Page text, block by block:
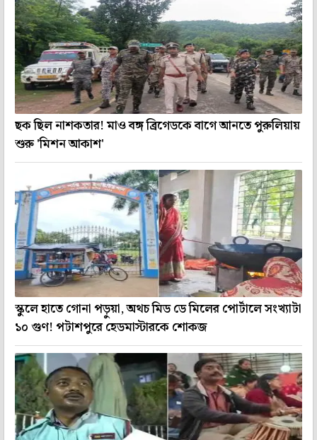
ছক ছিল নাশকতার! মাও বঙ্গ ব্রিগেডকে বাগে আনতে পুরুলিয়ায়
শুরু 'মিশন আকাশ'
স্কুলে হাতে গোনা পড়ুয়া, অথচ মিড ডে মিলের পোর্টালে সংখ্যাটা
১০ গুণ! পটাশপুরে হেডমাস্টারকে শোকজ